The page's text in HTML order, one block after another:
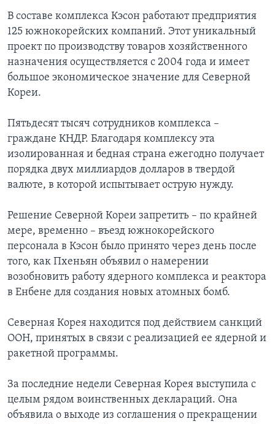
В составе комплекса Кэсон работают предприятия
125 южнокорейских компаний. Этот уникальный
проект по производству товаров хозяйственного
назначения осуществляется с 2004 года и имеет
большое экономическое значение для Северной
Кореи.
Пятьдесят тысяч сотрудников комплекса –
граждане КНДР. Благодаря комплексу эта
изолированная и бедная страна ежегодно получает
порядка двух миллиардов долларов в твердой
валюте, в которой испытывает острую нужду.
Решение Северной Кореи запретить – по крайней
мере, временно – въезд южнокорейского
персонала в Кэсон было принято через день после
того, как Пхеньян объявил о намерении
возобновить работу ядерного комплекса и реактора
в Енбене для создания новых атомных бомб.
Северная Корея находится под действием санкций
ООН, принятых в связи с реализацией ее ядерной и
ракетной программы.
За последние недели Северная Корея выступила с
целым рядом воинственных деклараций. Она
объявила о выходе из соглашения о прекращении